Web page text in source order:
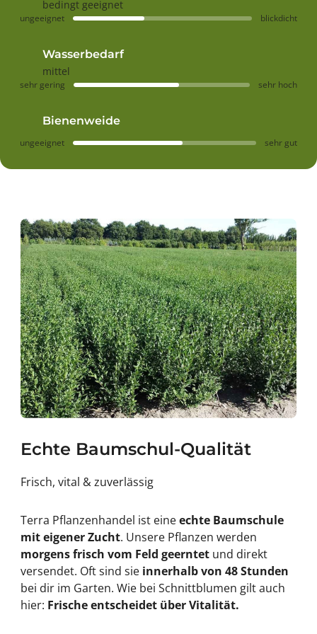
bedingt geeignet
ungeeignet blickdicht
Wasserbedarf
mittel
sehr gering sehr hoch
Bienenweide
ungeeignet sehr gut
Echte Baumschul-Qualität
Frisch, vital & zuverlässig
Terra Pflanzenhandel ist eineechte Baumschule
mit eigener Zucht. Unsere Pflanzen werden
morgens frisch vom Feld geerntetund direkt
versendet. Oft sind sie innerhalb von 48 Stunden
bei dir im Garten. Wie bei Schnittblumen gilt auch
hier: Frische entscheidet über Vitalität.